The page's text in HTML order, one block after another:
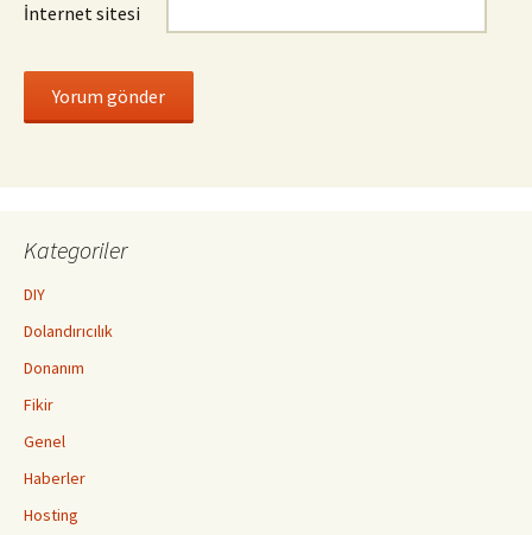
İnternet sitesi
Kategoriler
DIY
Dolandırıcılık
Donanım
Fikir
Genel
Haberler
Hosting